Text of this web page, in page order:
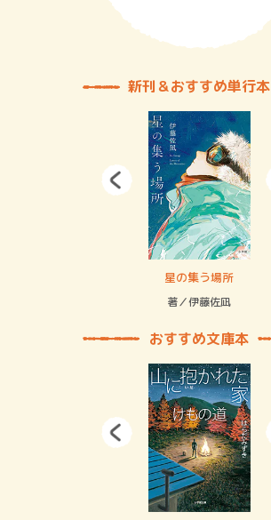
新刊＆おすすめ単行本
星の集う場所
著／伊藤佐凪
おすすめ文庫本